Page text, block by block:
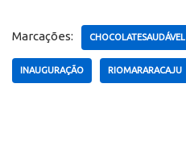
Marcações: CHOCOLATESAUDÁVEL
INAUGURAÇÃO RIOMARARACAJU